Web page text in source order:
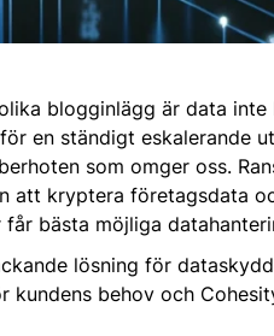
blogginlägg är data
en ständigt eskalerande
som omger oss.
att kryptera företagsdata
bästa möjliga
lösning för
kundens behov och